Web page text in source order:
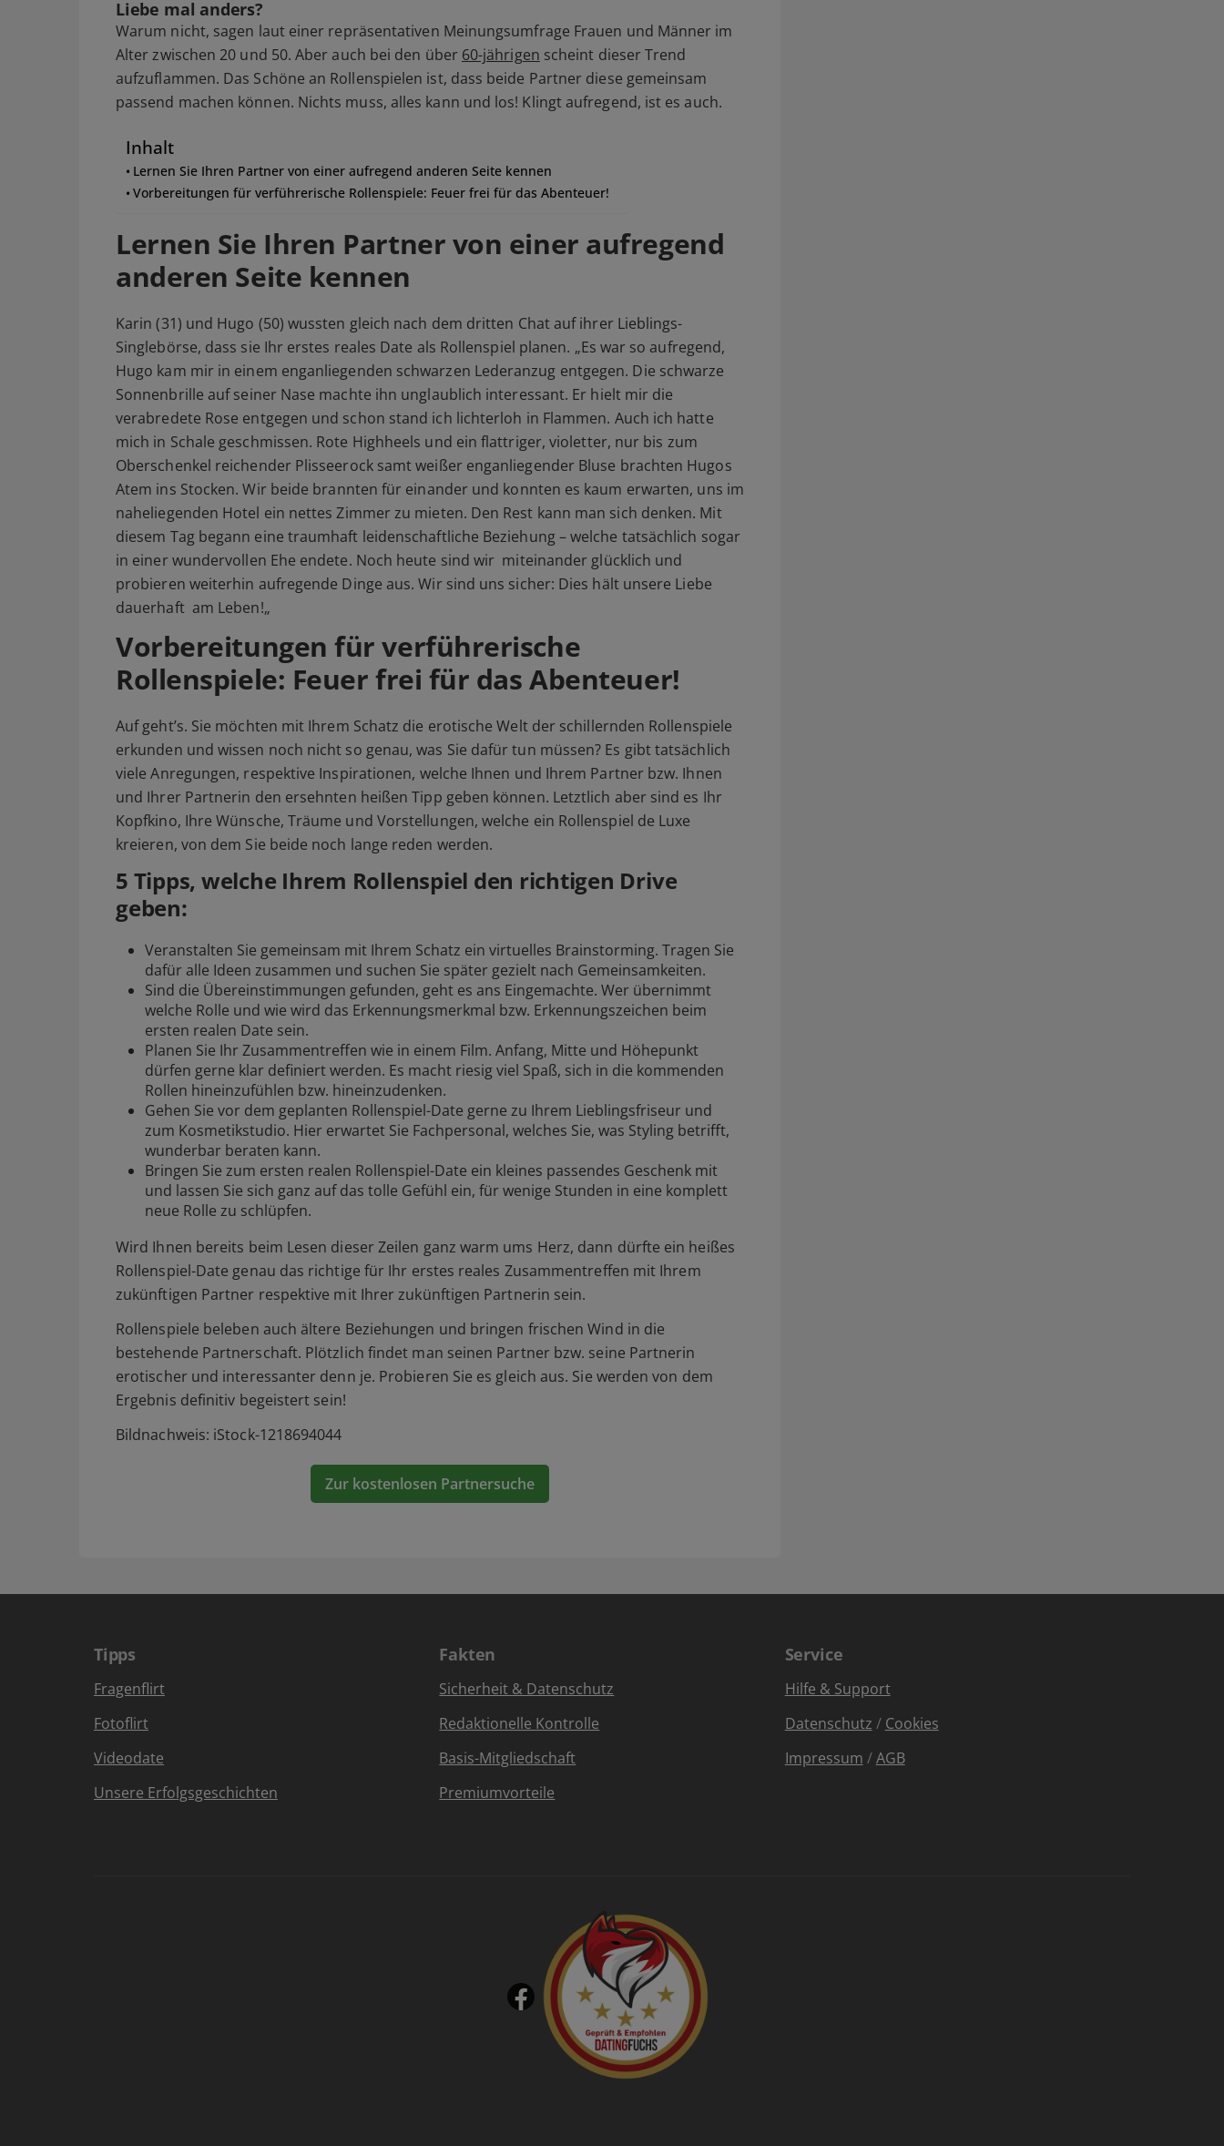
Liebe mal anders?
Warum nicht, sagen laut einer repräsentativen Meinungsumfrage Frauen und Männer im
Alter zwischen 20 und 50. Aber auch bei den über 60-jährigen scheint dieser Trend
aufzuflammen. Das Schöne an Rollenspielen ist, dass beide Partner diese gemeinsam
passend machen können. Nichts muss, alles kann und los! Klingt aufregend, ist es auch.
Inhalt
Lernen Sie Ihren Partner von einer aufregend anderen Seite kennen
Vorbereitungen für verführerische Rollenspiele: Feuer frei für das Abenteuer!
Lernen Sie Ihren Partner von einer aufregend
anderen Seite kennen
Karin (31) und Hugo (50) wussten gleich nach dem dritten Chat auf ihrer Lieblings-
Singlebörse, dass sie Ihr erstes reales Date als Rollenspiel planen. „Es war so aufregend,
Hugo kam mir in einem enganliegenden schwarzen Lederanzug entgegen. Die schwarze
Sonnenbrille auf seiner Nase machte ihn unglaublich interessant. Er hielt mir die
verabredete Rose entgegen und schon stand ich lichterloh in Flammen. Auch ich hatte
mich in Schale geschmissen. Rote Highheels und ein flattriger, violetter, nur bis zum
Oberschenkel reichender Plisseerock samt weißer enganliegender Bluse brachten Hugos
Atem ins Stocken. Wir beide brannten für einander und konnten es kaum erwarten, uns im
naheliegenden Hotel ein nettes Zimmer zu mieten. Den Rest kann man sich denken. Mit
diesem Tag begann eine traumhaft leidenschaftliche Beziehung – welche tatsächlich sogar
in einer wundervollen Ehe endete. Noch heute sind wir miteinander glücklich und
probieren weiterhin aufregende Dinge aus. Wir sind uns sicher: Dies hält unsere Liebe
dauerhaft am Leben!„
Vorbereitungen für verführerische
Rollenspiele: Feuer frei für das Abenteuer!
Auf geht’s. Sie möchten mit Ihrem Schatz die erotische Welt der schillernden Rollenspiele
erkunden und wissen noch nicht so genau, was Sie dafür tun müssen? Es gibt tatsächlich
viele Anregungen, respektive Inspirationen, welche Ihnen und Ihrem Partner bzw. Ihnen
und Ihrer Partnerin den ersehnten heißen Tipp geben können. Letztlich aber sind es Ihr
Kopfkino, Ihre Wünsche, Träume und Vorstellungen, welche ein Rollenspiel de Luxe
kreieren, von dem Sie beide noch lange reden werden.
5 Tipps, welche Ihrem Rollenspiel den richtigen Drive
geben:
Veranstalten Sie gemeinsam mit Ihrem Schatz ein virtuelles Brainstorming. Tragen Sie
dafür alle Ideen zusammen und suchen Sie später gezielt nach Gemeinsamkeiten.
Sind die Übereinstimmungen gefunden, geht es ans Eingemachte. Wer übernimmt
welche Rolle und wie wird das Erkennungsmerkmal bzw. Erkennungszeichen beim
ersten realen Date sein.
Planen Sie Ihr Zusammentreffen wie in einem Film. Anfang, Mitte und Höhepunkt
dürfen gerne klar definiert werden. Es macht riesig viel Spaß, sich in die kommenden
Rollen hineinzufühlen bzw. hineinzudenken.
Gehen Sie vor dem geplanten Rollenspiel-Date gerne zu Ihrem Lieblingsfriseur und
zum Kosmetikstudio. Hier erwartet Sie Fachpersonal, welches Sie, was Styling betrifft,
wunderbar beraten kann.
Bringen Sie zum ersten realen Rollenspiel-Date ein kleines passendes Geschenk mit
und lassen Sie sich ganz auf das tolle Gefühl ein, für wenige Stunden in eine komplett
neue Rolle zu schlüpfen.
Wird Ihnen bereits beim Lesen dieser Zeilen ganz warm ums Herz, dann dürfte ein heißes
Rollenspiel-Date genau das richtige für Ihr erstes reales Zusammentreffen mit Ihrem
zukünftigen Partner respektive mit Ihrer zukünftigen Partnerin sein.
Rollenspiele beleben auch ältere Beziehungen und bringen frischen Wind in die
bestehende Partnerschaft. Plötzlich findet man seinen Partner bzw. seine Partnerin
erotischer und interessanter denn je. Probieren Sie es gleich aus. Sie werden von dem
Ergebnis definitiv begeistert sein!
Bildnachweis: iStock-1218694044
Zur kostenlosen Partnersuche
Tipps
Fragenflirt
Fotoflirt
Videodate
Unsere Erfolgsgeschichten
Fakten
Sicherheit & Datenschutz
Redaktionelle Kontrolle
Basis-Mitgliedschaft
Premiumvorteile
Service
Hilfe & Support
Datenschutz / Cookies
Impressum /AGB